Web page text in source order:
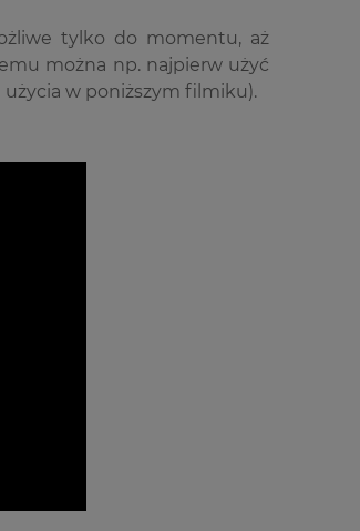
tylko do momentu, aż
można np. najpierw użyć
w poniższym filmiku).